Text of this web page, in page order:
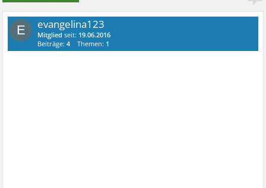
E evangelina123
Mitglied seit: 19.06.2016
Beiträge:4 Themen: 1